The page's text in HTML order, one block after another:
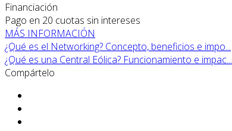
Financiación
Pago en 20 cuotas sin intereses
MÁS INFORMACIÓN
¿Qué es el Networking? Concepto, beneficios e impo...
¿Qué es una Central Eólica? Funcionamiento e impac...
Compártelo